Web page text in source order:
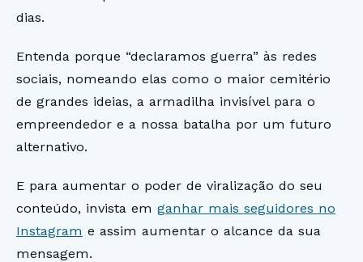
dias.
Entenda porque “declaramos guerra” às redes
sociais, nomeando elas como o maior cemitério
de grandes ideias, a armadilha invisível para o
empreendedor e a nossa batalha por um futuro
alternativo.
E para aumentar o poder de viralização do seu
conteúdo, invista em ganhar mais seguidores no
Instagram e assim aumentar o alcance da sua
mensagem.